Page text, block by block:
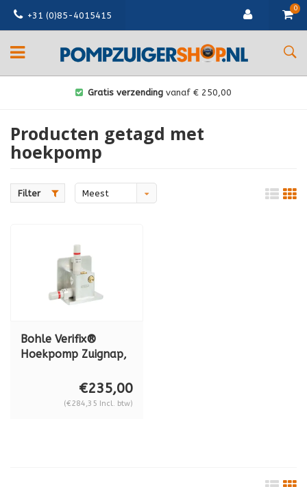
+31 (0)85-4015415
0
Gratis verzending vanaf € 250,00
Producten getagd met
hoekpomp
Filter
Meest
Bohle Verifix®
Hoekpomp Zuignap,
mm - beenlengte 72
mm, BO 638.0
€235,00
(€284,35 Incl. btw)